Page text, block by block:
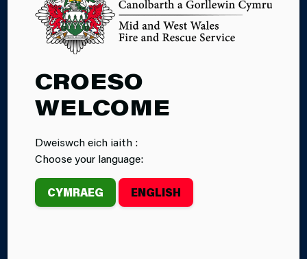
CROESO
WELCOME
Dweiswch eich iaith :
Choose your language:
CYMRAEG ENGLISH
13.05.2026
DIGWYDDIAD:
TÂN CERBYD AR
HYD YR A48
Ddydd Mawrth, Mai 12fed, cafodd criwiau